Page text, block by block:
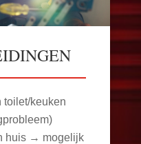
toilet/keuken
huis → mogelijk